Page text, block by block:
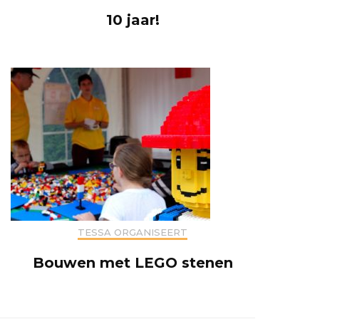
10 jaar!
TESSA ORGANISEERT
Bouwen met LEGO stenen